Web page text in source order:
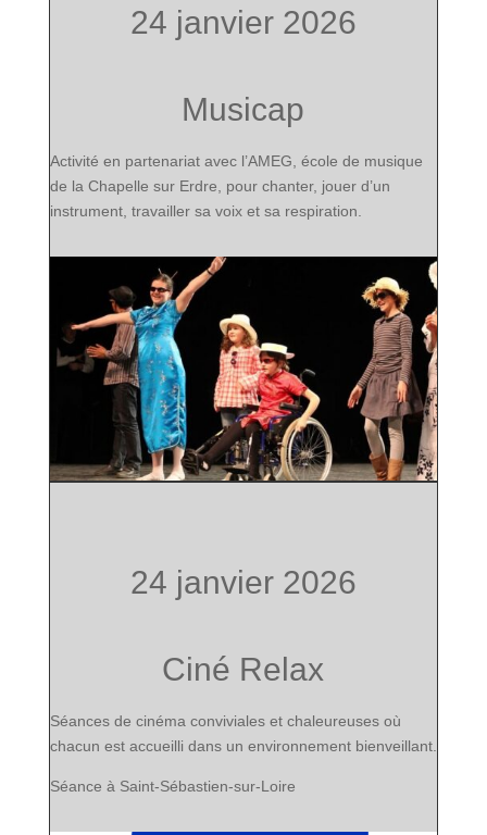
24 janvier 2026
Musicap
Activité en partenariat avec l’AMEG, école de musique
de la Chapelle sur Erdre, pour chanter, jouer d’un
instrument, travailler sa voix et sa respiration.
24 janvier 2026
Ciné Relax
Séances de cinéma conviviales et chaleureuses où
chacun est accueilli dans un environnement bienveillant.
Séance à Saint-Sébastien-sur-Loire